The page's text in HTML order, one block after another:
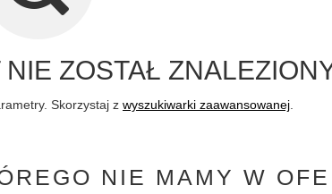
ZOSTAŁ
Skorzystaj z wyszukiwarki zaawansowanej
NIE MAMY W